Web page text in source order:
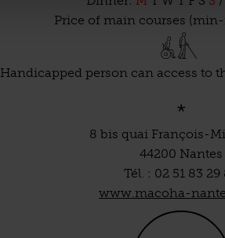
Price of main courses
Handicapped person can access to
*
8 bis quai François-
44200 Nantes
Tél. : 02 51 83 29
www.macoha-